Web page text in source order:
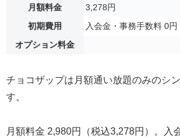
月額料金
3,278円
初期費用
入会金・事務手数料 0円
オプション料金
チョコザップは月額通い放題のみのシ
す。
月額料金 2,980円（税込3,278円）。入